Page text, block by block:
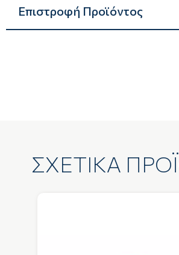
Επιστροφή Προϊόντος
ΣΧΕΤΙΚΑ